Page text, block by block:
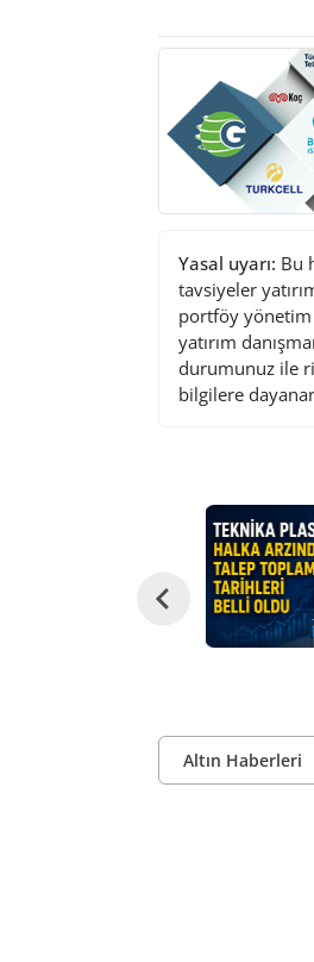
Yasal uyarı: Bu
tavsiyeler
portföy yönetim
yatırım
durumunuz ile
bilgilere
Altın Haberleri